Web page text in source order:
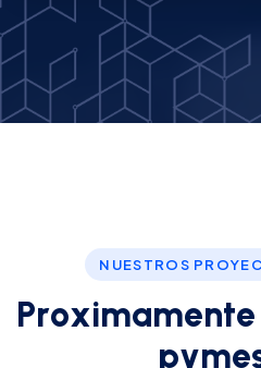
NUESTROS
Proximamente
pyme